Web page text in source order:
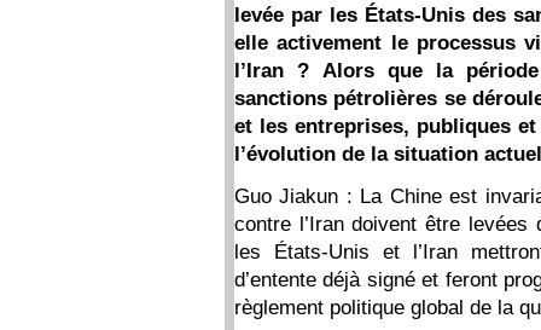
levée par les États-Unis des
elle activement le processus
l’Iran ? Alors que la
sanctions pétrolières se
et les entreprises, publiques
l’évolution de la situation
Guo Jiakun : La Chine est
contre l’Iran doivent être
les États-Unis et l’Iran
d’entente déjà signé et feront
règlement politique global de la